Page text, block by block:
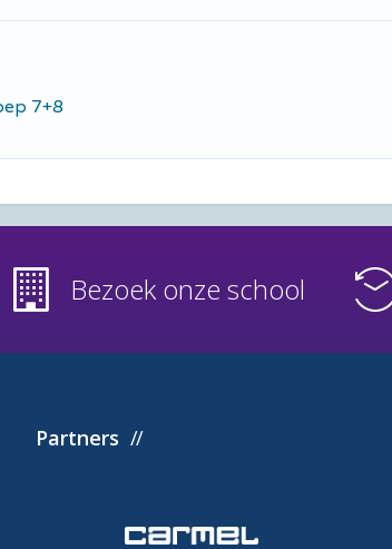
7+8
Bezoek onze school
Partners